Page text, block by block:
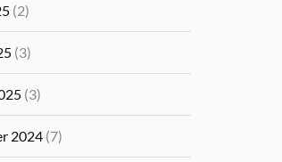
(2)
(3)
(3)
2024 (7)